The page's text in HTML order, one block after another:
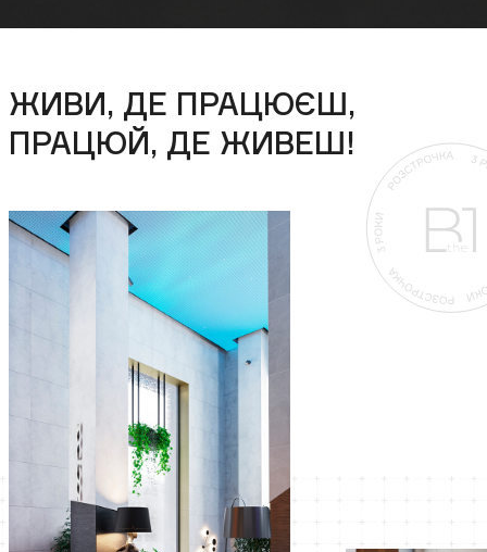
ЖИВИ, ДЕ ПРАЦЮЄШ,
ПРАЦЮЙ, ДЕ ЖИВЕШ!